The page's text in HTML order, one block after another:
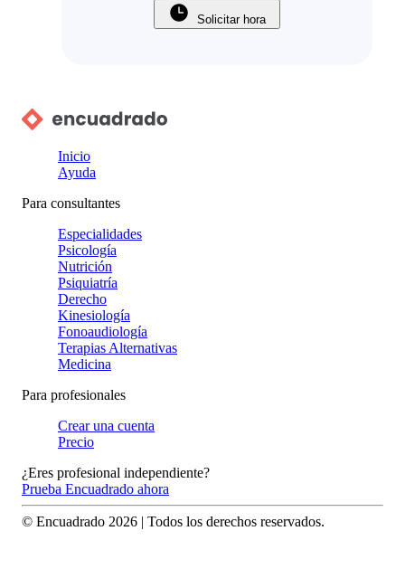
Solicitar hora
Inicio
Ayuda
Para consultantes
Especialidades
Psicología
Nutrición
Psiquiatría
Derecho
Kinesiología
Fonoaudiología
Terapias Alternativas
Medicina
Para profesionales
Crear una cuenta
Precio
¿Eres profesional independiente?
Prueba Encuadrado ahora
© Encuadrado 2026 | Todos los derechos reservados.